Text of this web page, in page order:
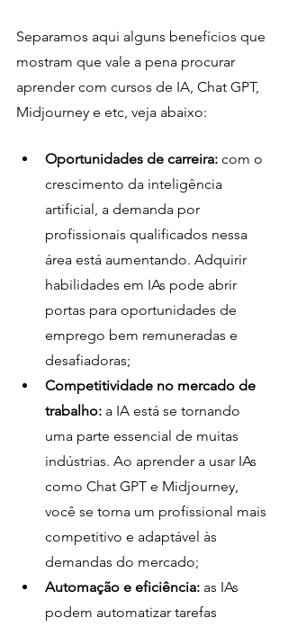
Separamos aqui alguns benefícios que
mostram que vale a pena procurar
aprender com cursos de IA, Chat GPT,
Midjourney e etc, veja abaixo:
Oportunidades de carreira: com o
crescimento da inteligência
artificial, a demanda por
profissionais qualificados nessa
área está aumentando. Adquirir
habilidades em IAs pode abrir
portas para oportunidades de
emprego bem remuneradas e
desafiadoras;
Competitividade no mercado de
trabalho: a IA está se tornando
uma parte essencial de muitas
indústrias. Ao aprender a usar IAs
como Chat GPT e Midjourney,
você se torna um profissional mais
competitivo e adaptável às
demandas do mercado;
Automação e eficiência: as IAs
podem automatizar tarefas